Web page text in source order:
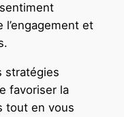
l’engagement et
stratégies
favoriser la
tout en vous